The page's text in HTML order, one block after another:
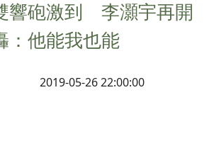
響砲激到 李灝宇再開
：他能我也能
2019-05-26 22:00:00